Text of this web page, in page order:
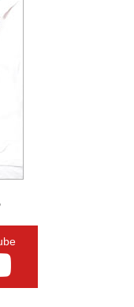
宇宙
特装
ィマ
奥』